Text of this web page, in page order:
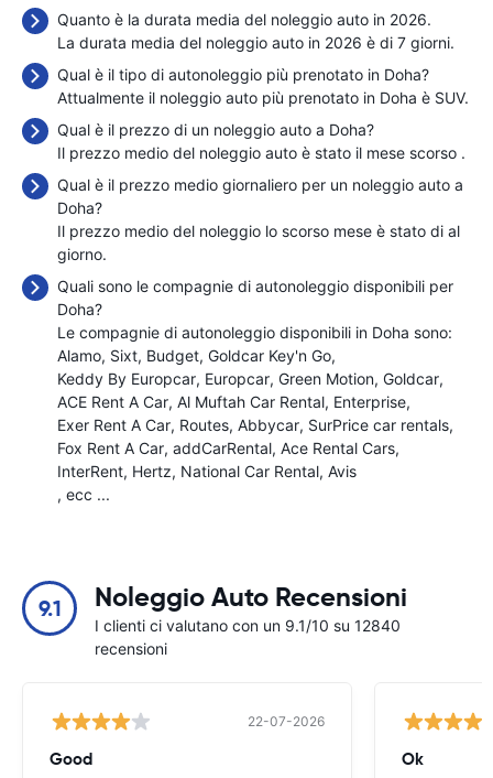
Quanto è la durata media del noleggio auto in 2026.
La durata media del noleggio auto in 2026 è di 7 giorni.
Qual è il tipo di autonoleggio più prenotato in Doha?
Attualmente il noleggio auto più prenotato in Doha è SUV.
Qual è il prezzo di un noleggio auto a Doha?
Il prezzo medio del noleggio auto è stato il mese scorso .
Qual è il prezzo medio giornaliero per un noleggio auto a
Doha?
Il prezzo medio del noleggio lo scorso mese è stato di al
giorno.
Quali sono le compagnie di autonoleggio disponibili per
Doha?
Le compagnie di autonoleggio disponibili in Doha sono:
Alamo Sixt Budget Goldcar Key'n Go
Keddy By Europcar Europcar Green Motion Goldcar
ACE Rent A Car Al Muftah Car Rental Enterprise
Exer Rent A Car Routes Abbycar SurPrice car rentals
Fox Rent A Car addCarRental Ace Rental Cars
InterRent Hertz National Car Rental Avis
, ecc ...
9.1 Noleggio Auto Recensioni
I clienti ci valutano con un 9.1/10 su 12840
recensioni
22-07-2026
Good Ok